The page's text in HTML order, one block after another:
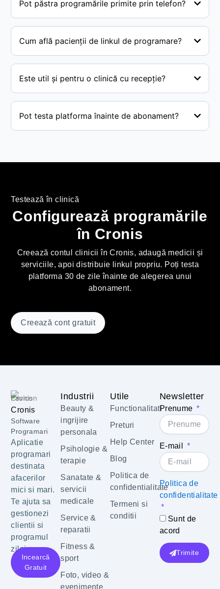
Pot păstra programările primite prin telefon?
Cum află pacienții de linkul de programare?
Este util și pentru o clinică cu recepție?
Pot testa platforma înainte de abonament?
Testează în clinică
Configurează programările
în Cronis
Creează contul clinicii în Cronis, adaugă medicii și
serviciile, apoi distribuie linkul propriu. Poți testa
platforma 30 de zile înainte de alegerea unui
abonament.
Creează cont gratuit
Cronis
Software
Programari
Aplicatie
programari
destinata
afacerilor
mici si mari.
Te ajuta sa
gestionezi
clientii si
programul
zilnic.
Incearcă
Gratuit
Industrii
Beauty &
ingrijire
personala
Psihologie &
terapie
Sanatate &
servicii
medicale
Service &
reparatii
Fitness &
sport
Foto, video &
evenimente
Utile
Functionalitati
Preturi
Help Center
Blog
Politica de
confidentialitate
Termeni si
conditii
Newsletter
Prenume
E-mail
Politica de
confidentialitate
Sunt de
acord
Trimite